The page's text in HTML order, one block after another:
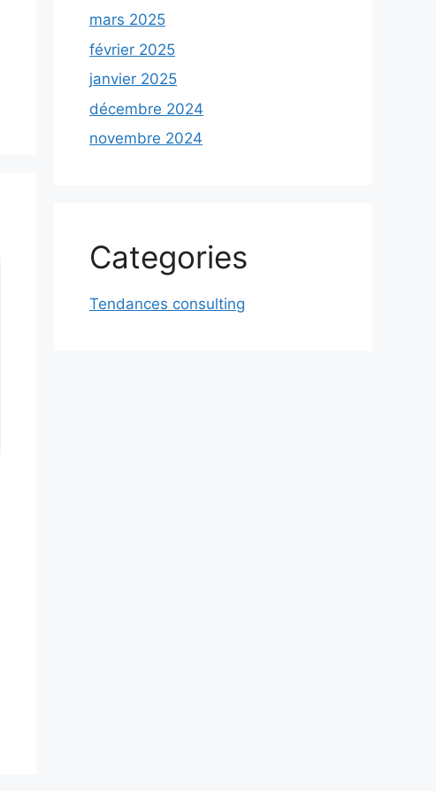
mars 2025
février 2025
janvier 2025
décembre 2024
novembre 2024
Categories
Tendances consulting